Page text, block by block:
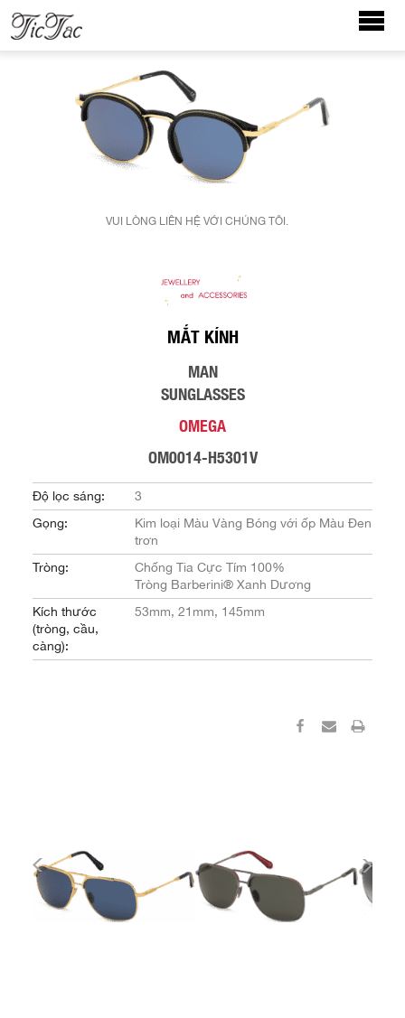
VUI LÒNG LIÊN HỆ VỚI CHÚNG TÔI.
MẮT KÍNH
MAN
SUNGLASSES
OMEGA
OM0014-H5301V
Độ lọc sáng:
3
Gọng:
Kim loại Màu Vàng Bóng với ốp Màu Đen
trơn
Tròng:
Chống Tia Cực Tím 100%
Tròng Barberini® Xanh Dương
Kích thước
(tròng, cầu,
càng):
53mm, 21mm, 145mm